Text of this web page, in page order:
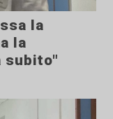
la
la
subito"